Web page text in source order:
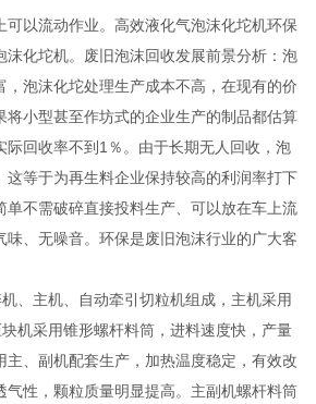
可以流动作业。高效液化气泡沫化坨机环保
沫化坨机。废旧泡沫回收发展前景分析：泡
，泡沫化坨处理生产成本不高，在现有的价
将小型甚至作坊式的企业生产的制品都估算
际回收率不到1％。由于长期无人回收，泡
这等于为再生料企业保持较高的利润率打下
单不需破碎直接投料生产、可以放在车上流
味、无噪音。环保是废旧泡沫行业的广大客
、主机、自动牵引切粒机组成，主机采用
机采用锥形螺杆料筒，进料速度快，产量
主、副机配套生产，加热温度稳定，有效改
气性，颗粒质量明显提高。主副机螺杆料筒